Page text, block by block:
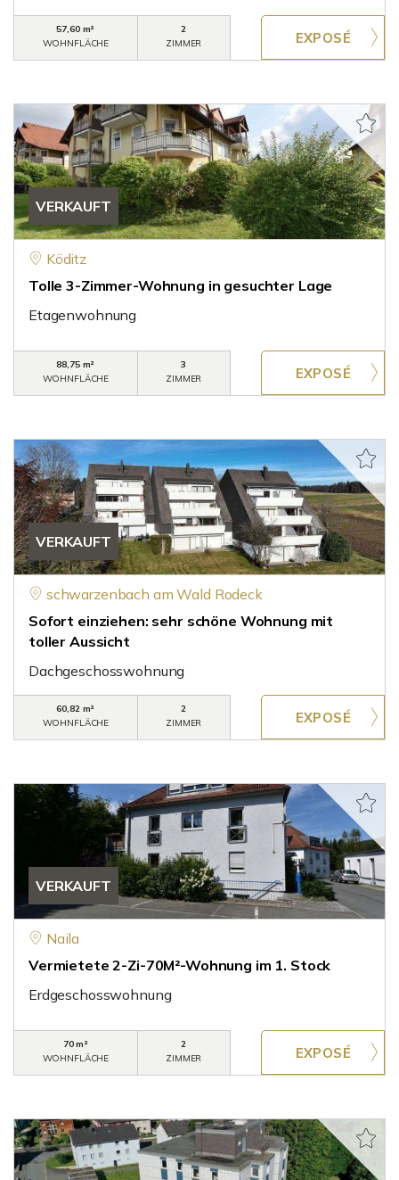
57,60 m²
WOHNFLÄCHE
2
ZIMMER
VERKAUFT
Köditz
Tolle 3-Zimmer-Wohnung in gesuchter Lage
Etagenwohnung
88,75 m²
WOHNFLÄCHE
3
ZIMMER
VERKAUFT
schwarzenbach am Wald Rodeck
Sofort einziehen: sehr schöne Wohnung mit
toller Aussicht
Dachgeschosswohnung
60,82 m²
WOHNFLÄCHE
2
ZIMMER
VERKAUFT
Naila
Vermietete 2-Zi-70M²-Wohnung im 1. Stock
Erdgeschosswohnung
70 m²
WOHNFLÄCHE
2
ZIMMER